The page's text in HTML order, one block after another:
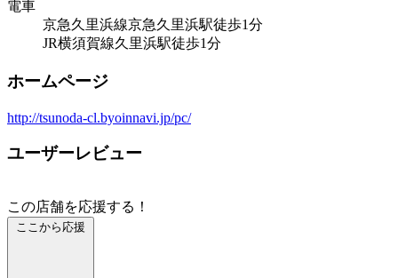
電車
京急久里浜線京急久里浜駅徒歩1分
JR横須賀線久里浜駅徒歩1分
ホームページ
http://tsunoda-cl.byoinnavi.jp/pc/
ユーザーレビュー
この店舗を応援する！
ここから応援